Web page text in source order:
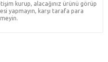
kurup, alacağınız ürünü görüp
yapmayın, karşı tarafa para